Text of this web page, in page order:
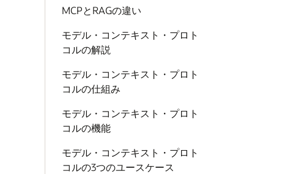
MCPとRAGの違い
モデル・コンテキスト・プロト
コルの解説
モデル・コンテキスト・プロト
コルの仕組み
モデル・コンテキスト・プロト
コルの機能
モデル・コンテキスト・プロト
コルの3つのユースケース